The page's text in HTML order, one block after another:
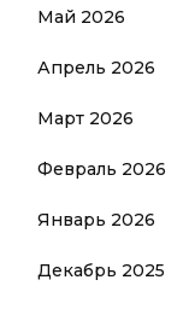
Май 2026
Апрель 2026
Март 2026
Февраль 2026
Январь 2026
Декабрь 2025